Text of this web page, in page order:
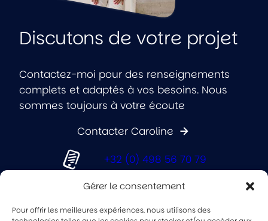
Gérer le consentement
Pour offrir les meilleures expériences, nous utilisons des
Discutons de votre projet
Contactez-moi pour des renseignements
complets et adaptés à vos besoins. Nous
sommes toujours à votre écoute
Contacter Caroline
+32 (0) 498 56 70 79